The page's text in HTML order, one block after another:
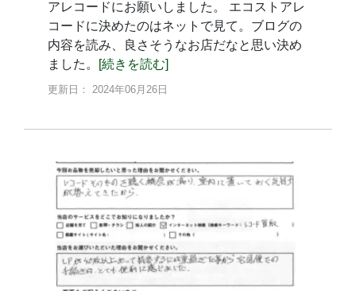
アレコードにお願いしました。 エコストアレ
コードに決めたのはネットで見て。ブログの
内容を読み、良さそうなお店だなと思い決め
ました。
[続きを読む]
更新日： 2024年06月26日